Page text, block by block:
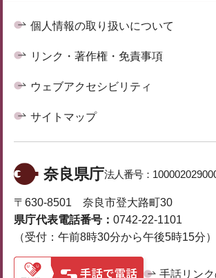
個人情報の取り扱いについて
リンク・著作権・免責事項
ウェブアクセシビリティ
サイトマップ
奈良県庁法人番号：
〒630-8501 奈良市登大路町30
県庁代表電話番号： 0742-22-1101
（受付：午前8時30分から午後5時15分）
手話リン